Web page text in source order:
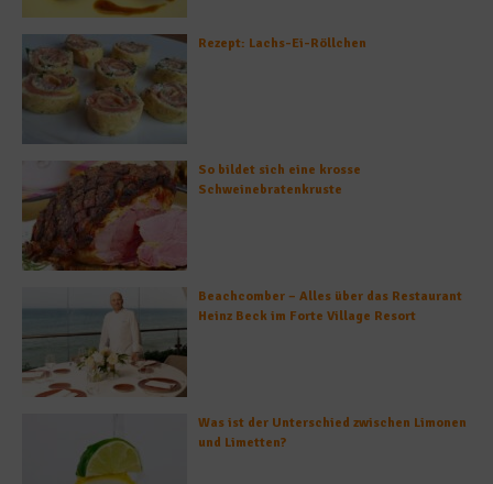
Rezept: Lachs-Ei-Röllchen
So bildet sich eine krosse
Schweinebratenkruste
Beachcomber – Alles über das Restaurant
Heinz Beck im Forte Village Resort
Was ist der Unterschied zwischen Limonen
und Limetten?